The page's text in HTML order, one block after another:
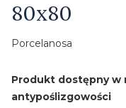
80x80
Porcelanosa
Produkt dostępny w
antypoślizgowości